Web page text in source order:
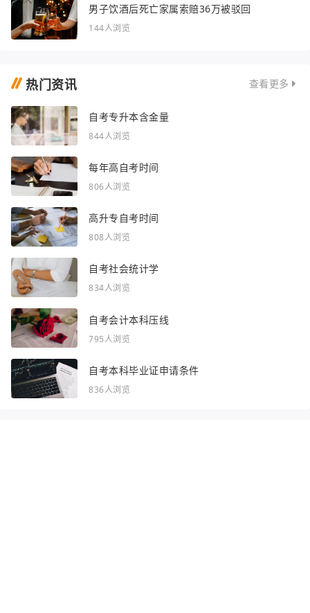
男子饮酒后死亡家属索赔36万被驳回
144人浏览
热门资讯 查看更多
自考专升本含金量
844人浏览
每年高自考时间
806人浏览
高升专自考时间
808人浏览
自考社会统计学
834人浏览
自考会计本科压线
795人浏览
自考本科毕业证申请条件
836人浏览